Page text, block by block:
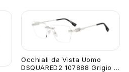
Occhiali da Vista Uomo
DSQUARED2 107888 Grigio ...